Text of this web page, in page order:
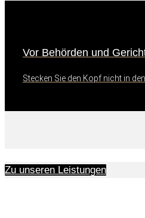
Vor Behörden und
Stecken Sie den Kopf nicht in
Zu unseren Leistungen